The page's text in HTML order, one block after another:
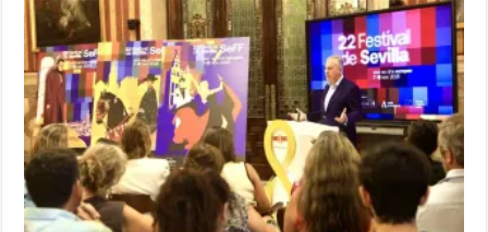
la
22ª
edición
del
Cine
Europeo
al
corazón
de
Sevilla